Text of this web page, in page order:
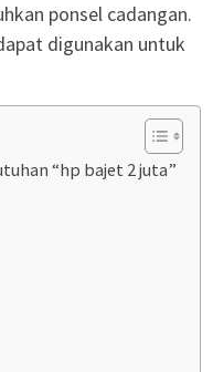
ponsel cadangan.
digunakan untuk
“hp bajet 2 juta”